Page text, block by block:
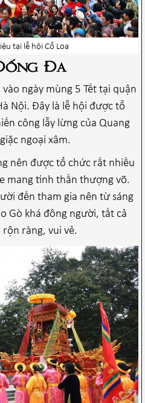
tại lễ hội Cổ Loa
Đa
ngày mùng 5 Tết tại quận
Nội. Đây là lễ hội được tổ
công lẫy lừng của Quang
ngoại xâm.
nên được tổ chức rất nhiều
mang tinh thần thượng võ.
đến tham gia nên từ sáng
Gò khá đông người, tất cả
ràng, vui vẻ.